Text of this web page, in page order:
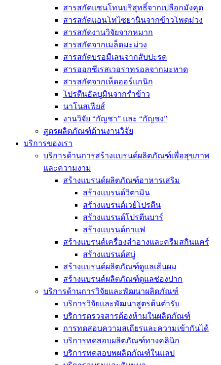
สารสกัดแซนโทนบริสุทธิ์จากเปลือกมังคุด
สารสกัดแอนโทไซยานินจากข้าวโพดม่วง
สารสกัดงานวิจัยจากหมาก
สารสกัดจากเมล็ดมะม่วง
สารสกัดบรอมีเลนจากสับปะรด
สารออกซีเรสเวอราทรอลจากมะหาด
สารสกัดจากเห็ดออร์แกนิก
โปรตีนอัลบูมินจากรำข้าว
นาโนสเฟียส์
งานวิจัย “กัญชา” และ “กัญชง”
สูตรผลิตภัณฑ์ด้านงานวิจัย
บริการของเรา
บริการด้านการสร้างแบรนด์ผลิตภัณฑ์เพื่อสุขภาพ
และความงาม
สร้างแบรนด์ผลิตภัณฑ์อาหารเสริม
สร้างแบรนด์วิตามิน
สร้างแบรนด์เวย์โปรตีน
สร้างแบรนด์โปรตีนบาร์
สร้างแบรนด์กาแฟ
สร้างแบรนด์เครื่องสำอางและครีมสกินแคร์
สร้างแบรนด์สบู่
สร้างแบรนด์ผลิตภัณฑ์ดูแลเส้นผม
สร้างแบรนด์ผลิตภัณฑ์ดูแลช่องปาก
บริการด้านการวิจัยและพัฒนาผลิตภัณฑ์
บริการวิจัยและพัฒนาสูตรต้นตำรับ
บริการตรวจสารต้องห้ามในผลิตภัณฑ์
การทดสอบความสเถียรและความเข้ากันได้
บริการทดสอบผลิตภัณฑ์ทางคลินิก
บริการทดสอบพผลิตภัณฑ์ในแลป